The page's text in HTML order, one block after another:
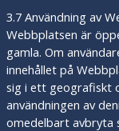
3.7 Användning av
Webbplatsen är
gamla. Om
innehållet på
sig i ett geografiskt
användningen av
omedelbart avbryta